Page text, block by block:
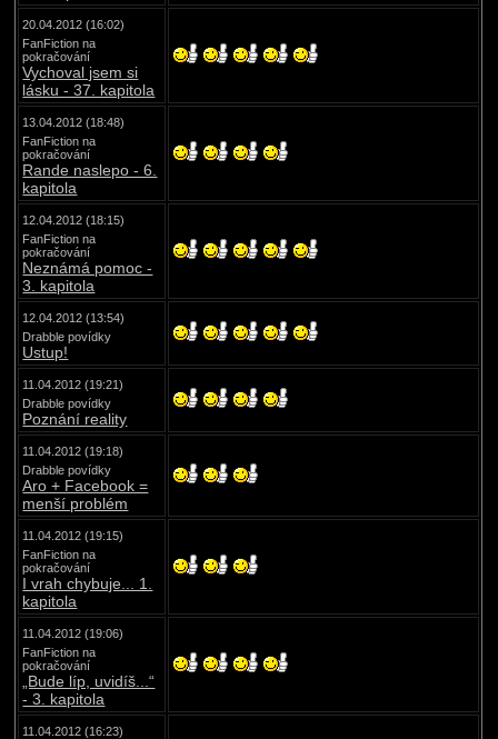
20.04.2012 (16:02)
FanFiction na
pokračování
Vychoval jsem si
lásku - 37. kapitola
13.04.2012 (18:48)
FanFiction na
pokračování
Rande naslepo - 6.
kapitola
12.04.2012 (18:15)
FanFiction na
pokračování
Neznámá pomoc -
3. kapitola
12.04.2012 (13:54)
Drabble povídky
Ustup!
11.04.2012 (19:21)
Drabble povídky
Poznání reality
11.04.2012 (19:18)
Drabble povídky
Aro + Facebook =
menší problém
11.04.2012 (19:15)
FanFiction na
pokračování
I vrah chybuje... 1.
kapitola
11.04.2012 (19:06)
FanFiction na
pokračování
„Bude líp, uvidíš...“
- 3. kapitola
11.04.2012 (16:23)